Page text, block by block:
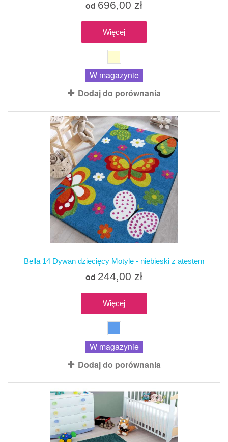
od 696,00 zł
Więcej
W magazynie
Dodaj do porównania
Bella 14 Dywan dziecięcy Motyle - niebieski z atestem
od 244,00 zł
Więcej
W magazynie
Dodaj do porównania